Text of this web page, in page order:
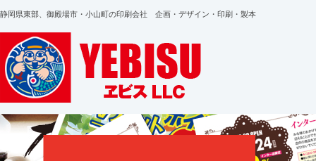
静岡県東部、御殿場市・小山町の印刷会社 企画・デザイン・印刷・製本